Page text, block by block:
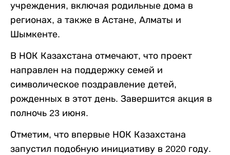
учреждения, включая родильные дома в
регионах, а также в Астане, Алматы и
Шымкенте.
В НОК Казахстана отмечают, что проект
направлен на поддержку семей и
символическое поздравление детей,
рожденных в этот день. Завершится акция в
полночь 23 июня.
Отметим, что впервые НОК Казахстана
запустил подобную инициативу в 2020 году.